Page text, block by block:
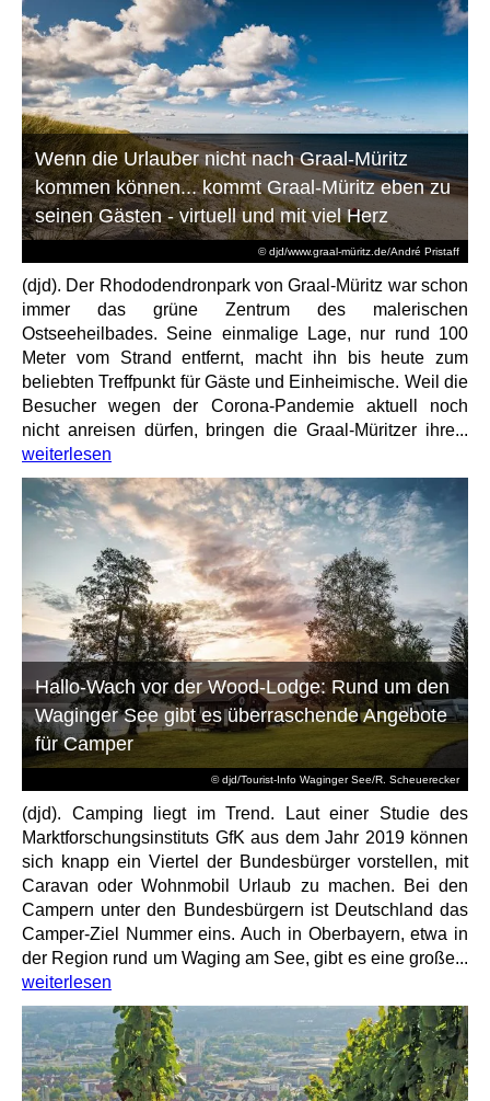
© djd/www.graal-müritz.de/André Pristaff
Wenn die Urlauber nicht nach Graal-Müritz
kommen können... kommt Graal-Müritz eben zu
seinen Gästen - virtuell und mit viel Herz
(djd). Der Rhododendronpark von Graal-Müritz war schon
immer das grüne Zentrum des malerischen
Ostseeheilbades. Seine einmalige Lage, nur rund 100
Meter vom Strand entfernt, macht ihn bis heute zum
beliebten Treffpunkt für Gäste und Einheimische. Weil die
Besucher wegen der Corona-Pandemie aktuell noch
nicht anreisen dürfen, bringen die Graal-Müritzer ihre...
weiterlesen
© djd/Tourist-Info Waginger See/R. Scheuerecker
Hallo-Wach vor der Wood-Lodge: Rund um den
Waginger See gibt es überraschende Angebote
für Camper
(djd). Camping liegt im Trend. Laut einer Studie des
Marktforschungsinstituts GfK aus dem Jahr 2019 können
sich knapp ein Viertel der Bundesbürger vorstellen, mit
Caravan oder Wohnmobil Urlaub zu machen. Bei den
Campern unter den Bundesbürgern ist Deutschland das
Camper-Ziel Nummer eins. Auch in Oberbayern, etwa in
der Region rund um Waging am See, gibt es eine große...
weiterlesen